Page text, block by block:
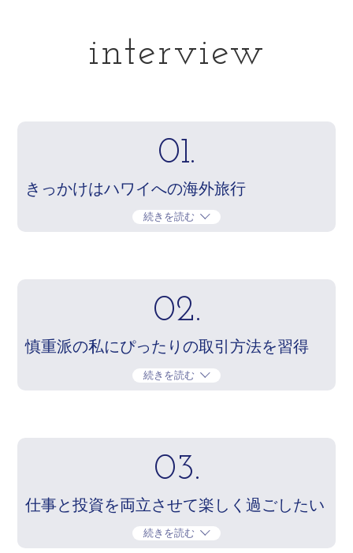
interview
01.
きっかけはハワイへの海外旅行
続きを読む
02.
慎重派の私にぴったりの取引方法を習得
続きを読む
03.
仕事と投資を両立させて楽しく過ごしたい
続きを読む